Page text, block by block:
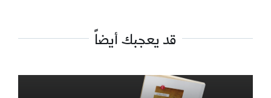
قد يعجبك أيضاً